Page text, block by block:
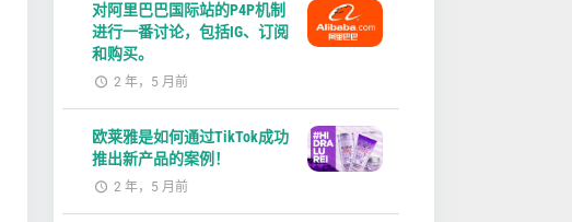
对阿里巴巴国际站的P4P机制
进行一番讨论，包括IG、订阅
和购买。
2 年，5 月前
欧莱雅是如何通过TikTok成功
推出新产品的案例！
2 年，5 月前